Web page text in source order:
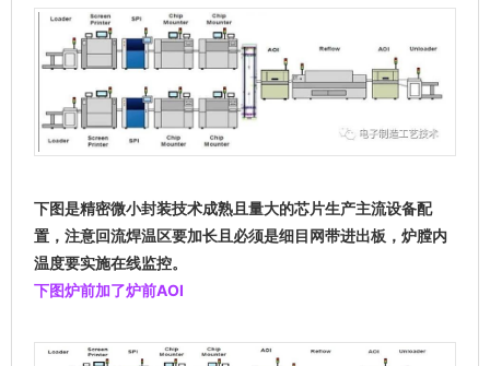
下图是精密微小封装技术成熟且量大的芯片生产主流设备配
置，注意回流焊温区要加长且必须是细目网带进出板，炉膛内
温度要实施在线监控。
下图炉前加了炉前AOI